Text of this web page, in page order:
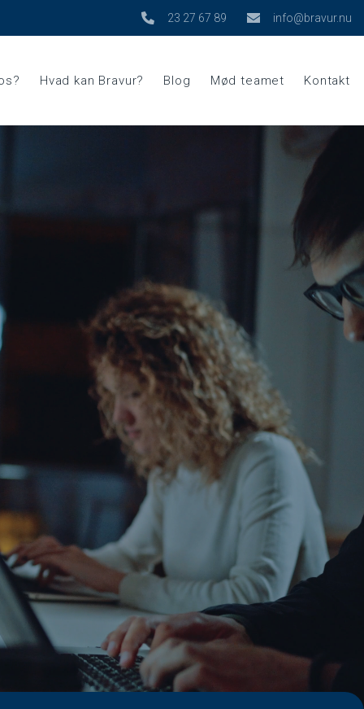
23 27 67 89 info@bravur.nu
Hvad kan Bravur? Blog Mød teamet Kontakt